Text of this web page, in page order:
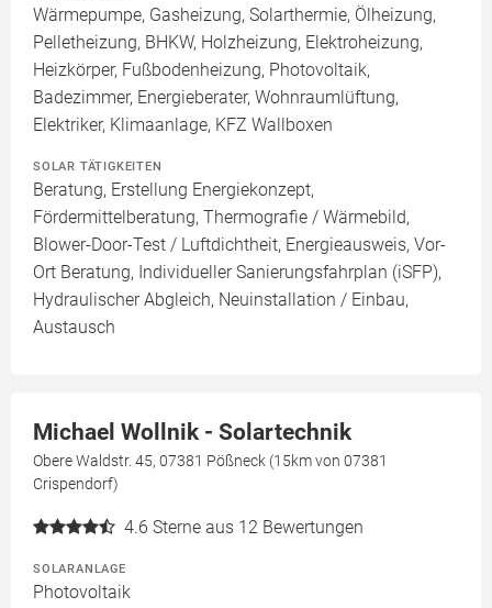
Wärmepumpe, Gasheizung, Solarthermie, Ölheizung,
Pelletheizung, BHKW, Holzheizung, Elektroheizung,
Heizkörper, Fußbodenheizung, Photovoltaik,
Badezimmer, Energieberater, Wohnraumlüftung,
Elektriker, Klimaanlage, KFZ Wallboxen
SOLAR TÄTIGKEITEN
Beratung, Erstellung Energiekonzept,
Fördermittelberatung, Thermografie / Wärmebild,
Blower-Door-Test / Luftdichtheit, Energieausweis, Vor-
Ort Beratung, Individueller Sanierungsfahrplan (iSFP),
Hydraulischer Abgleich, Neuinstallation / Einbau,
Austausch
Michael Wollnik - Solartechnik
Obere Waldstr. 45, 07381 Pößneck (15km von 07381
Crispendorf)
4.6 Sterne aus 12 Bewertungen
SOLARANLAGE
Photovoltaik